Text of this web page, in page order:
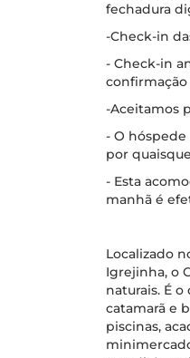
fechadura
-Check-in
- Check-in
-Aceitamos
- O
por
- Esta
manhã é
Localizado
Igrejinha, o
naturais. É
catamarã e
piscinas,